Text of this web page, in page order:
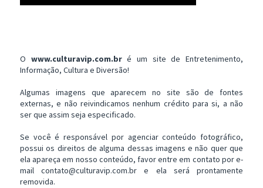
O www.culturavip.com.bré um site de Entretenimento,
Informação, Cultura e Diversão!
Algumas imagens que aparecem no site são de fontes
externas, e não reivindicamos nenhum crédito para si, a não
ser que assim seja especificado.
Se você é responsável por agenciar conteúdo fotográfico,
possui os direitos de alguma dessas imagens e não quer que
ela apareça em nosso conteúdo, favor entre em contato por e-
mail contato@culturavip.com.br e ela será prontamente
removida.